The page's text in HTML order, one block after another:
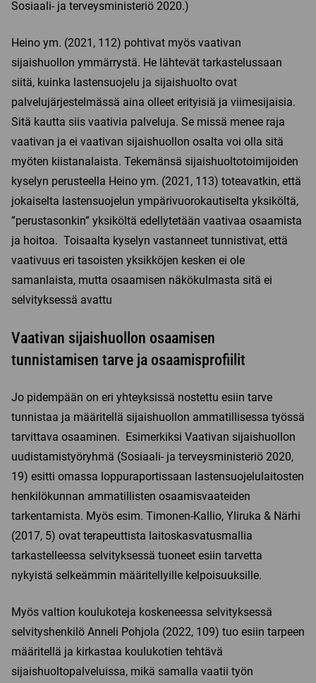
Sosiaali- ja terveysministeriö 2020.)
Heino ym. (2021, 112) pohtivat myös vaativan
sijaishuollon ymmärrystä. He lähtevät tarkastelussaan
siitä, kuinka lastensuojelu ja sijaishuolto ovat
palvelujärjestelmässä aina olleet erityisiä ja viimesijaisia.
Sitä kautta siis vaativia palveluja. Se missä menee raja
vaativan ja ei vaativan sijaishuollon osalta voi olla sitä
myöten kiistanalaista. Tekemänsä sijaishuoltotoimijoiden
kyselyn perusteella Heino ym. (2021, 113) toteavatkin, että
jokaiselta lastensuojelun ympärivuorokautiselta yksiköltä,
”perustasonkin” yksiköltä edellytetään vaativaa osaamista
ja hoitoa. Toisaalta kyselyn vastanneet tunnistivat, että
vaativuus eri tasoisten yksikköjen kesken ei ole
samanlaista, mutta osaamisen näkökulmasta sitä ei
selvityksessä avattu
Vaativan sijaishuollon osaamisen
tunnistamisen tarve ja osaamisprofiilit
Jo pidempään on eri yhteyksissä nostettu esiin tarve
tunnistaa ja määritellä sijaishuollon ammatillisessa työssä
tarvittava osaaminen. Esimerkiksi Vaativan sijaishuollon
uudistamistyöryhmä (Sosiaali- ja terveysministeriö 2020,
19) esitti omassa loppuraportissaan lastensuojelulaitosten
henkilökunnan ammatillisten osaamisvaateiden
tarkentamista. Myös esim. Timonen-Kallio, Yliruka & Närhi
(2017, 5) ovat terapeuttista laitoskasvatusmallia
tarkastelleessa selvityksessä tuoneet esiin tarvetta
nykyistä selkeämmin määritellyille kelpoisuuksille.
Myös valtion koulukoteja koskeneessa selvityksessä
selvityshenkilö Anneli Pohjola (2022, 109) tuo esiin tarpeen
määritellä ja kirkastaa koulukotien tehtävä
sijaishuoltopalveluissa, mikä samalla vaatii työn